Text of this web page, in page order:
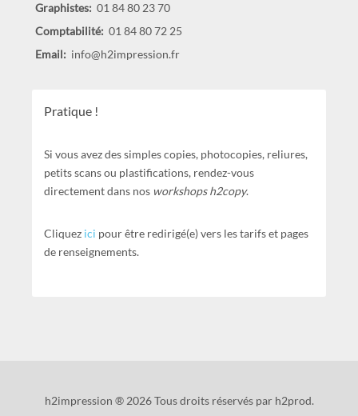
Graphistes: 01 84 80 23 70
Comptabilité: 01 84 80 72 25
Email: info@h2impression.fr
Pratique !
Si vous avez des simples copies, photocopies, reliures,
petits scans ou plastifications, rendez-vous
directement dans nos workshops h2copy.
Cliquez ici pour être redirigé(e) vers les tarifs et pages
de renseignements.
h2impression ® 2026 Tous droits réservés par h2prod.